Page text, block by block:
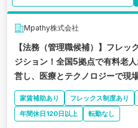
Mpathy株式会社
【法務（管理職候補）】フレ
ジション！全国5拠点で有料老
営し、医療とテクノロジーで現
家賃補助あり フレックス制度あり
年間休日120日以上
転勤なし